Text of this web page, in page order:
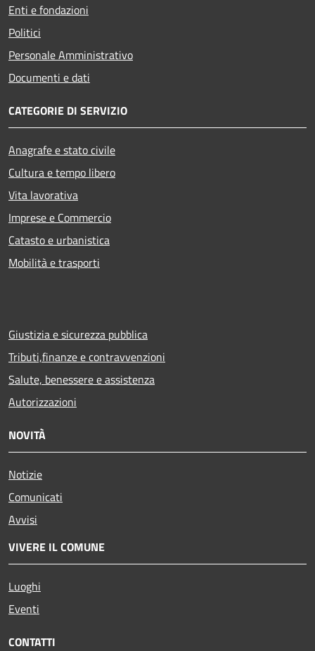
Enti e fondazioni
Politici
Personale Amministrativo
Documenti e dati
CATEGORIE DI SERVIZIO
Anagrafe e stato civile
Cultura e tempo libero
Vita lavorativa
Imprese e Commercio
Catasto e urbanistica
Mobilità e trasporti
Giustizia e sicurezza pubblica
Tributi,finanze e contravvenzioni
Salute, benessere e assistenza
Autorizzazioni
NOVITÀ
Notizie
Comunicati
Avvisi
VIVERE IL COMUNE
Luoghi
Eventi
CONTATTI